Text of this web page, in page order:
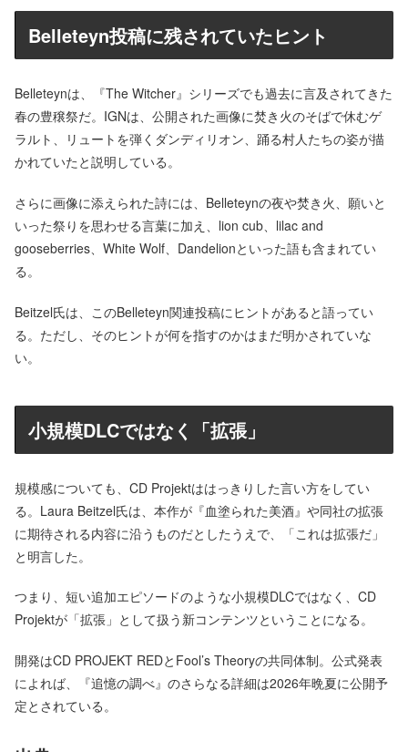
Belleteyn投稿に残されていたヒント
Belleteynは、『The Witcher』シリーズでも過去に言及されてきた
春の豊穣祭だ。IGNは、公開された画像に焚き火のそばで休むゲ
ラルト、リュートを弾くダンディリオン、踊る村人たちの姿が描
かれていたと説明している。
さらに画像に添えられた詩には、Belleteynの夜や焚き火、願いと
いった祭りを思わせる言葉に加え、lion cub、lilac and
gooseberries、White Wolf、Dandelionといった語も含まれてい
る。
Beitzel氏は、このBelleteyn関連投稿にヒントがあると語ってい
る。ただし、そのヒントが何を指すのかはまだ明かされていな
い。
小規模DLCではなく「拡張」
規模感についても、CD Projektははっきりした言い方をしてい
る。Laura Beitzel氏は、本作が『血塗られた美酒』や同社の拡張
に期待される内容に沿うものだとしたうえで、「これは拡張だ」
と明言した。
つまり、短い追加エピソードのような小規模DLCではなく、CD
Projektが「拡張」として扱う新コンテンツということになる。
開発はCD PROJEKT REDとFool’s Theoryの共同体制。公式発表
によれば、『追憶の調べ』のさらなる詳細は2026年晩夏に公開予
定とされている。